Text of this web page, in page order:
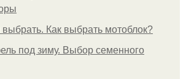
выбрать. Как выбрать мотоблок?
под зиму. Выбор семенного